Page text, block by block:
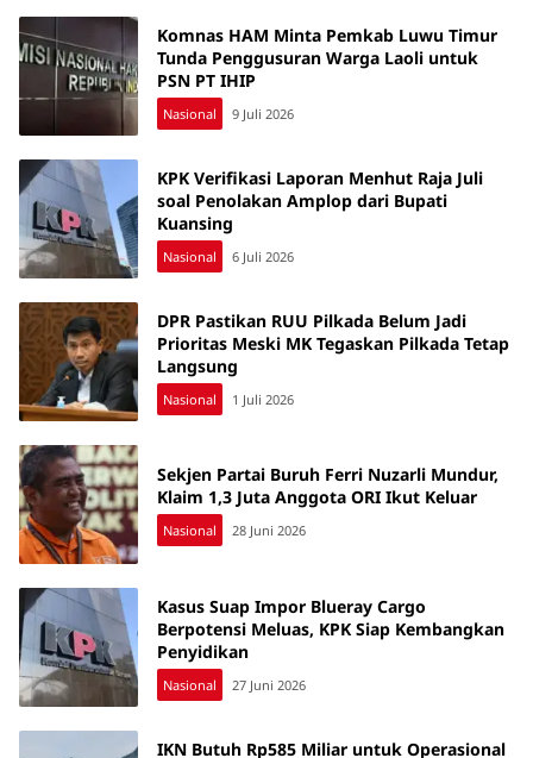
Komnas HAM Minta Pemkab Luwu Timur
Tunda Penggusuran Warga Laoli untuk
PSN PT IHIP
Nasional 9 Juli 2026
KPK Verifikasi Laporan Menhut Raja Juli
soal Penolakan Amplop dari Bupati
Kuansing
Nasional 6 Juli 2026
DPR Pastikan RUU Pilkada Belum Jadi
Prioritas Meski MK Tegaskan Pilkada Tetap
Langsung
Nasional 1 Juli 2026
Sekjen Partai Buruh Ferri Nuzarli Mundur,
Klaim 1,3 Juta Anggota ORI Ikut Keluar
Nasional 28 Juni 2026
Kasus Suap Impor Blueray Cargo
Berpotensi Meluas, KPK Siap Kembangkan
Penyidikan
Nasional 27 Juni 2026
IKN Butuh Rp585 Miliar untuk Operasional